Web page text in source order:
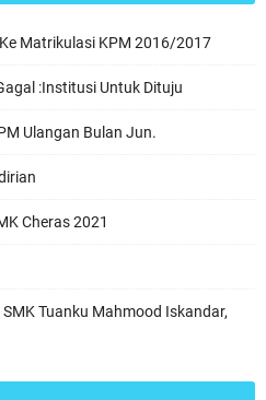
Matrikulasi KPM 2016/2017
:Institusi Untuk Dituju
Ulangan Bulan Jun.
Cheras 2021
Tuanku Mahmood Iskandar,